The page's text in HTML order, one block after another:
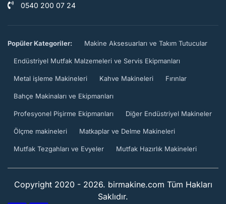
0540 200 07 24
Popüler Kategoriler: Makine Aksesuarları ve Takım Tutucular
Endüstriyel Mutfak Malzemeleri ve Servis Ekipmanları
Metal işleme Makineleri Kahve Makineleri Fırınlar
Bahçe Makinaları ve Ekipmanları
Profesyonel Pişirme Ekipmanları Diğer Endüstriyel Makineler
Ölçme makineleri Matkaplar ve Delme Makineleri
Mutfak Tezgahları ve Evyeler Mutfak Hazırlık Makineleri
Copyright 2020 - 2026. birmakine.com Tüm Hakları
Saklıdır.